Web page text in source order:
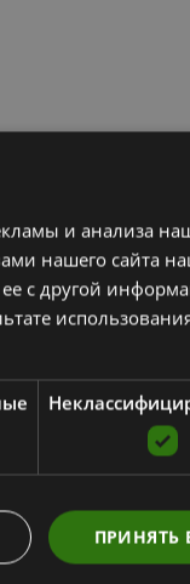
и анализа
нашего сайта
с другой
ПРИНЯТЬ